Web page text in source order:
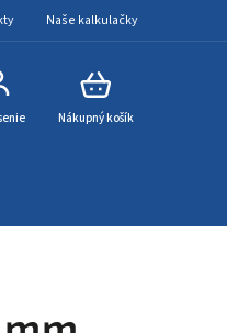
Naše kalkulačky
Nákupný košík